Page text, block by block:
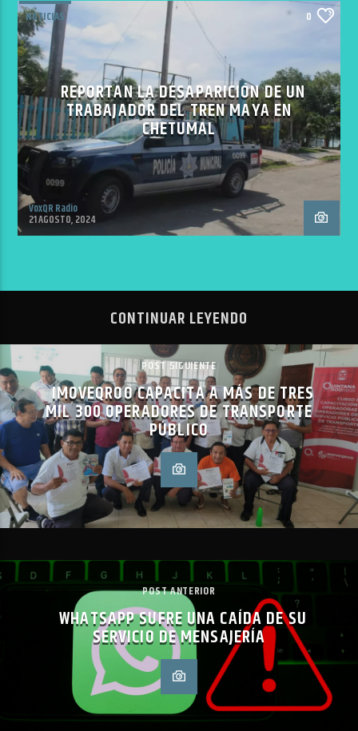
NOTICIAS 0
REPORTAN LA DESAPARICIÓN DE UN
TRABAJADOR DEL TREN MAYA EN
CHETUMAL
VoxQR Radio
21 AGOSTO, 2024
CONTINUAR LEYENDO
POST SIGUIENTE
IMOVEQROO CAPACITA A MÁS DE TRES
MIL 300 OPERADORES DE TRANSPORTE
PÚBLICO
POST ANTERIOR
WHATSAPP SUFRE UNA CAÍDA DE SU
SERVICIO DE MENSAJERÍA